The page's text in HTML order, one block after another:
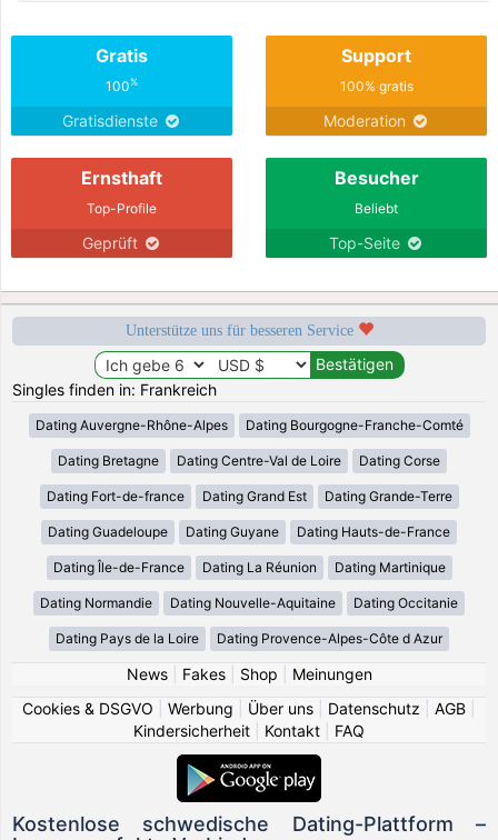
Gratis
100%
Gratisdienste
Support
100% gratis
Moderation
Ernsthaft
Top-Profile
Geprüft
Besucher
Beliebt
Top-Seite
Unterstütze uns für besseren Service
Singles finden in: Frankreich
Dating Auvergne-Rhône-Alpes Dating Bourgogne-Franche-Comté
Dating Bretagne Dating Centre-Val de Loire Dating Corse
Dating Fort-de-france Dating Grand Est Dating Grande-Terre
Dating Guadeloupe Dating Guyane Dating Hauts-de-France
Dating Île-de-France Dating La Réunion Dating Martinique
Dating Normandie Dating Nouvelle-Aquitaine Dating Occitanie
Dating Pays de la Loire Dating Provence-Alpes-Côte d Azur
News| Fakes| Shop
Meinungen
Cookies & DSGVO
Werbung Über uns Datenschutz AGB
Kindersicherheit
Kontakt FAQ
Kostenlose schwedische Dating-Plattform –